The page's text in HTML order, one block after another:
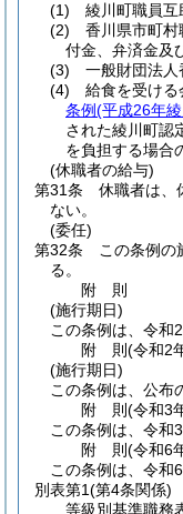
(1)
綾川町職員互
(2)
香川県市町
付金、弁済金及
(3)
一般財団法人
(4)
給食を受ける
条例(平成26年
された綾川町認
を負担する場合
(休職者の給与)
第31条
休職者は、
ない。
(委任)
第32条
この条例の
る。
附 則
(施行期日)
この条例は、令和
附 則(令和2
(施行期日)
この条例は、公布
附 則(令和3
この条例は、令和
附 則(令和6
この条例は、令和
別表第1(第4条関係)
等級別基準職務